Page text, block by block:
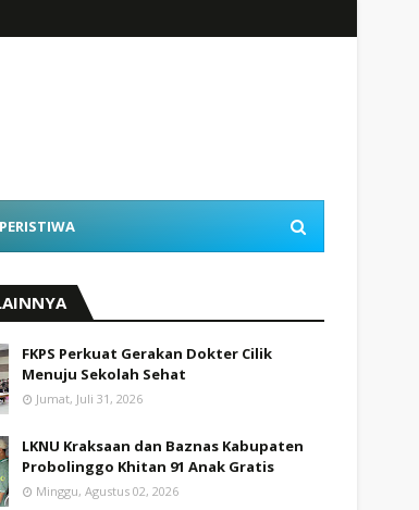
PERISTIWA
FKPS Perkuat Gerakan Dokter Cilik
Menuju Sekolah Sehat
Jumat, Juli 31, 2026
LKNU Kraksaan dan Baznas Kabupaten
Probolinggo Khitan 91 Anak Gratis
Minggu, Agustus 02, 2026